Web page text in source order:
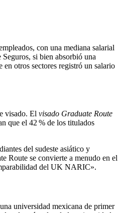
con una mediana salarial
si bien absorbió una
otros sectores registró un salario
visado. El visado Graduate Route
que el 42 % de los titulados
del sudeste asiático y
Route se convierte a menudo en el
del UK NARIC».
universidad mexicana de primer